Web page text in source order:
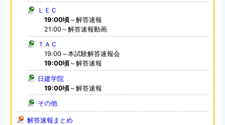
ＬＥＣ
19:00頃～解答速報
21:00～解答速報動画
ＴＡＣ
19:00～本試験解答速報会
19:00頃～解答速報
日建学院
19:00頃～解答速報
その他
解答速報まとめ